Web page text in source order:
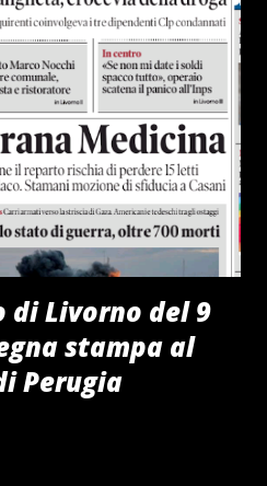
Livorno del 9
stampa al
Perugia